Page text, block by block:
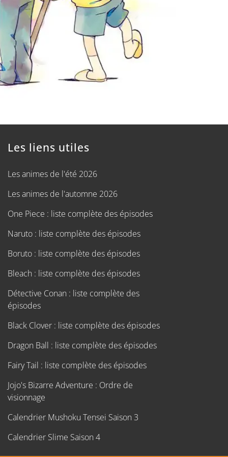
Les liens utiles
Les animes de l'été 2026
Les animes de l'automne 2026
One Piece : liste complète des épisodes
Naruto : liste complète des épisodes
Boruto : liste complète des épisodes
Bleach : liste complète des épisodes
Détective Conan : liste complète des
épisodes
Black Clover : liste complète des épisodes
Dragon Ball : liste complète des épisodes
Fairy Tail : liste complète des épisodes
Jojo's Bizarre Adventure : Ordre de
visionnage
Calendrier Mushoku Tensei Saison 3
Calendrier Slime Saison 4